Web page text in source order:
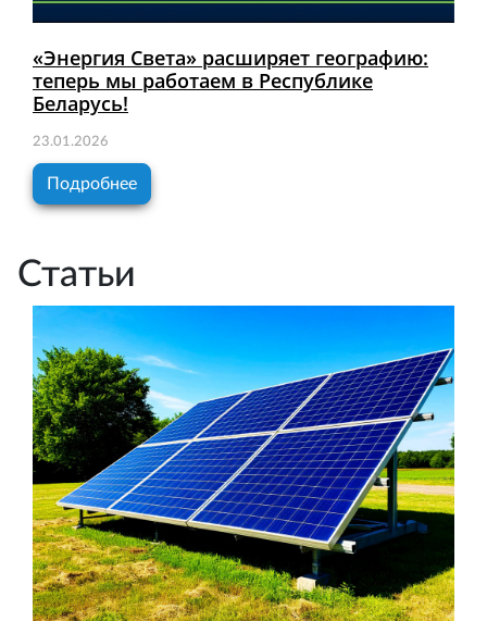
«Энергия Света» расширяет географию:
теперь мы работаем в Республике
Беларусь!
23.01.2026
Подробнее
Статьи